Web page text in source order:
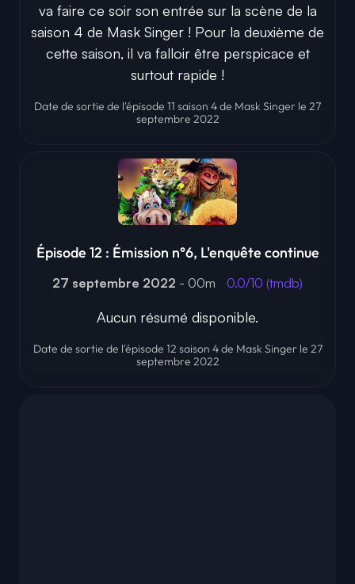
va faire ce soir son entrée sur la scène de la
saison 4 de Mask Singer ! Pour la deuxième de
cette saison, il va falloir être perspicace et
surtout rapide !
Date de sortie de l'épisode 11 saison 4 de Mask Singer le 27
septembre 2022
Épisode 12 : Émission n°6, L'enquête continue
27 septembre 2022 - 00m 0.0/10 (tmdb)
Aucun résumé disponible.
Date de sortie de l'épisode 12 saison 4 de Mask Singer le 27
septembre 2022